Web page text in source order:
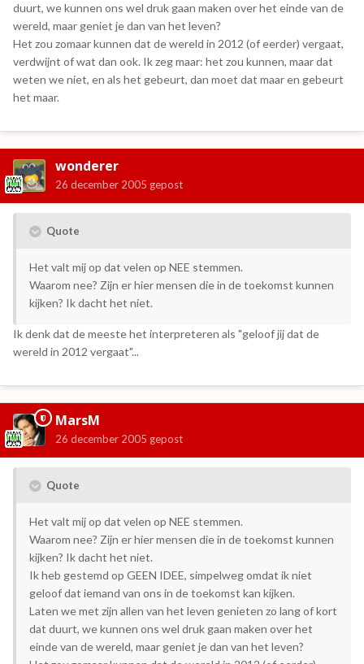
duurt, we kunnen ons wel druk gaan maken over het einde van de
wereld, maar geniet je dan van het leven?
Het zou zomaar kunnen dat de wereld in 2012 (of eerder) vergaat,
verdwijnt of wat dan ook. Ik zeg maar: het zou kunnen, maar dat
weten we niet, en als het gebeurt, dan moet dat maar en gebeurt
het maar.
wonderer
26 december 2005 gepost
Quote
Het valt mij op dat velen op NEE stemmen.
Waarom nee? Zijn er hier mensen die in de toekomst kunnen
kijken? Ik dacht het niet.
Ik denk dat de meeste het interpreteren als "geloof jij dat de
wereld in 2012 vergaat"...
MarsM
26 december 2005 gepost
Quote
Het valt mij op dat velen op NEE stemmen.
Waarom nee? Zijn er hier mensen die in de toekomst kunnen
kijken? Ik dacht het niet.
Ik heb gestemd op GEEN IDEE, simpelweg omdat ik niet
geloof dat iemand van ons in de toekomst kan kijken.
Laten we met zijn allen van het leven genieten zo lang of kort
dat duurt, we kunnen ons wel druk gaan maken over het
einde van de wereld, maar geniet je dan van het leven?